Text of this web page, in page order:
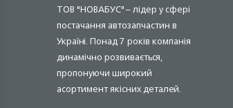
ТОВ "НОВАБУС" – лідер у сфері
постачання автозапчастин в
Україні. Понад 7 років компанія
динамічно розвивається,
пропонуючи широкий
асортимент якісних деталей.